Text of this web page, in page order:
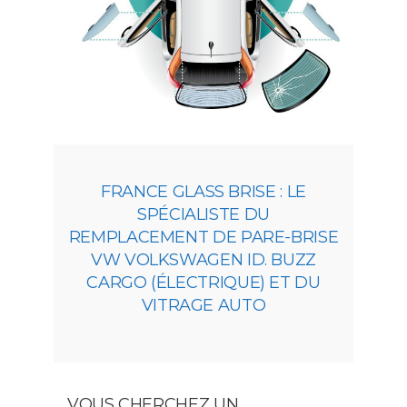
FRANCE GLASS BRISE : LE
SPÉCIALISTE DU
REMPLACEMENT DE PARE-BRISE
VW VOLKSWAGEN ID. BUZZ
CARGO (ÉLECTRIQUE) ET DU
VITRAGE AUTO